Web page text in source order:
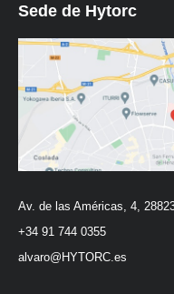
Sede de Hytorc
Av. de las Américas, 4,
+34 91 744 0355
alvaro@HYTORC.es